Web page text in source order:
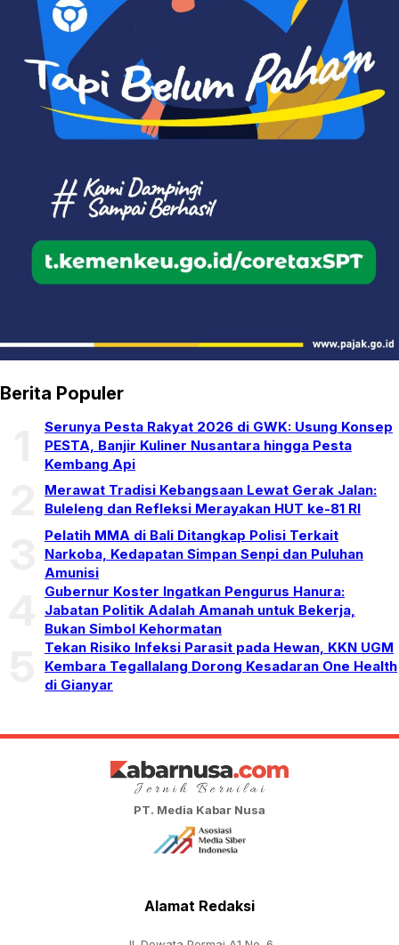
Berita Populer
Serunya Pesta Rakyat 2026 di GWK: Usung Konsep
PESTA, Banjir Kuliner Nusantara hingga Pesta
Kembang Api
Merawat Tradisi Kebangsaan Lewat Gerak Jalan:
Buleleng dan Refleksi Merayakan HUT ke-81 RI
Pelatih MMA di Bali Ditangkap Polisi Terkait
Narkoba, Kedapatan Simpan Senpi dan Puluhan
Amunisi
Gubernur Koster Ingatkan Pengurus Hanura:
Jabatan Politik Adalah Amanah untuk Bekerja,
Bukan Simbol Kehormatan
Tekan Risiko Infeksi Parasit pada Hewan, KKN UGM
Kembara Tegallalang Dorong Kesadaran One Health
di Gianyar
PT. Media Kabar Nusa
Alamat Redaksi